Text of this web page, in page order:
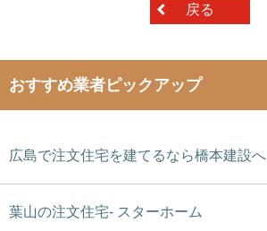
戻る
おすすめ業者ピックアップ
広島で注文住宅を建てるなら橋本建設へ
葉山の注文住宅- スターホーム